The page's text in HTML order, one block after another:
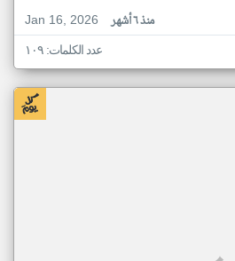
Jan 16, 2026
منذ ٦ أشهر
عدد الكلمات: ١٠٩